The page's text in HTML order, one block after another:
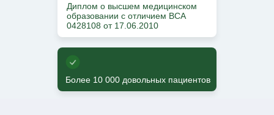
Более 10 000 довольных пациентов
Диплом о высшем медицинском
образовании с отличием ВСА
0428108 от 17.06.2010